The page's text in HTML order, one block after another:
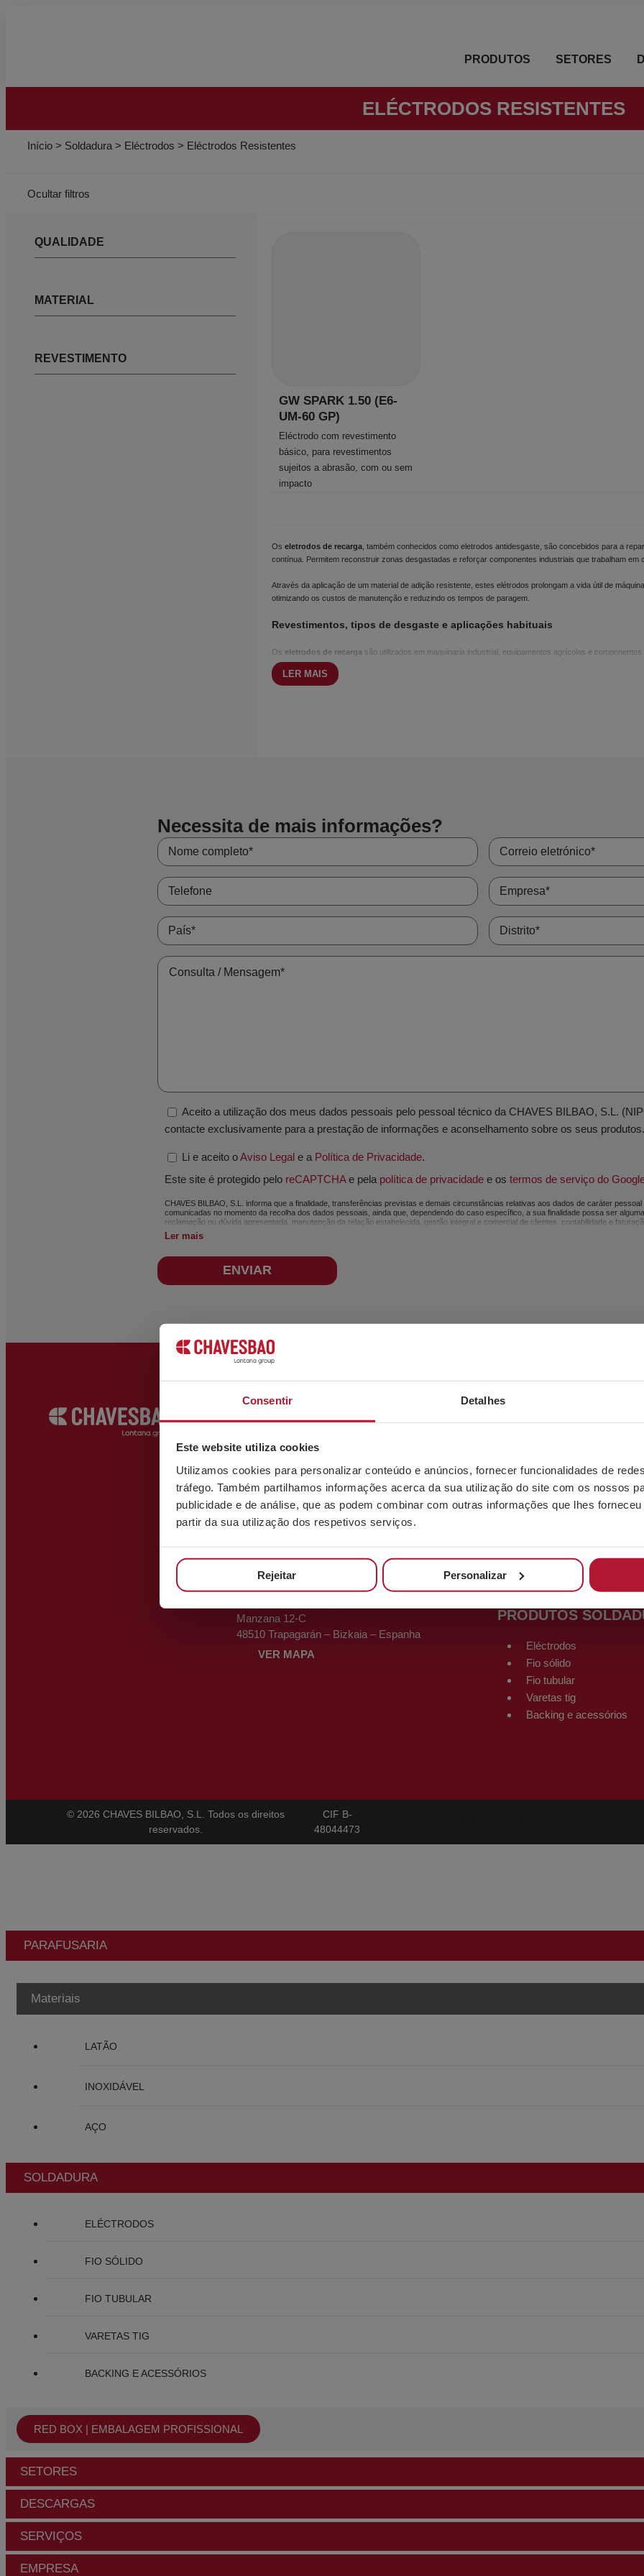
Consentir Detalhes
Este website utiliza cookies
Utilizamos cookies para personalizar conteúdo e anúncios, fornecer funcionalidades de
tráfego. Também partilhamos informações acerca da sua utilização do site com os nossos
publicidade e de análise, que as podem combinar com outras informações que lhes
partir da sua utilização dos respetivos serviços.
Rejeitar Personalizar
PRODUTOS SETORES
ELÉCTRODOS RESISTENTES
Início > Soldadura > Eléctrodos > Eléctrodos Resistentes
Ocultar filtros
QUALIDADE
MATERIAL
REVESTIMENTO
GW SPARK 1.50 (E6-
UM-60 GP)
Eléctrodo com revestimento
básico, para revestimentos
sujeitos a abrasão, com ou sem
impacto
Os eletrodos de recarga , também conhecidos como eletrodos antidesgaste, são concebidos para a
contínua. Permitem reconstruir zonas desgastadas e reforçar componentes industriais que trabalham em
Através da aplicação de um material de adição resistente, estes elétrodos prolongam a vida útil de
otimizando os custos de manutenção e reduzindo os tempos de paragem.
Revestimentos, tipos de desgaste e aplicações habituais
Os eletrodos de recarga são utilizados em maquinaria industrial, equipamentos agrícolas e
corretiva e preventiva quando é necessário recuperar dimensões ou melhorar a resistência superficial do
LER MAIS
Necessita de mais informações?
Aceito a utilização dos meus dados pessoais pelo pessoal técnico da CHAVES BILBAO, S.L.
contacte exclusivamente para a prestação de informações e aconselhamento sobre os seus produtos.
Li e aceito oAviso Legal e a Política de Privacidade.
Este site é protegido pelo reCAPTCHAe pela política de privacidade e os termos de serviço do
CHAVES BILBAO, S.L. informa que a finalidade, transferências previstas e demais circunstâncias relativas aos dados de caráter
comunicadas no momento da recolha dos dados pessoais, ainda que, dependendo do caso específico, a sua finalidade possa ser
reclamação ou dúvida apresentada, manutenção da relação estabelecida, gestão integral e comercial de clientes, contabilidade e
meio eletrónico, de notícias e atividades relacionadas com CHAVES BILBAO, S.L. Os dados incluídos nos nossos ficheiros são
máxima confidencialidade e cumprindo todos os requisitos exigidos pelo Regulamento Geral de Proteção de Dados (RGPD) de 27 de
legislação em vigor e sempre durante o tempo necessário para a prestação do serviço para o qual foram comunicados. Recomenda-se
acordo com a legislação de proteção de dados, como os relativos à saúde, pois os mesmos não são transferidos criptografados ou
será da sua exclusiva responsabilidade. O utilizador poderá exercer a qualquer momento os seus direitos de acesso, retificação,
solicitar a portabilidade dos dados de acordo com as disposições do Regulamento Geral de Proteção de Dados (RGPD), de 27 de abril
Ler mais
ENVIAR
ESCRITÓRIOS
48195 Larrabetzu – Bizkaia – Espanha
info@chavesbao.com
(+34) 944 123 456
ARMAZÉM
Manzana 12-C
48510 Trapagarán – Bizkaia – Espanha
VER MAPA
Porcas
Anilhas
Varão roscado
PRODUTOS
Eléctrodos
Fio sólido
Fio tubular
Varetas tig
Backing e acessórios
© 2026 CHAVES BILBAO, S.L. Todos os direitos
reservados.
CIF B-
48044473
PARAFUSARIA
Materiais
LATÃO
INOXIDÁVEL
AÇO
SOLDADURA
ELÉCTRODOS
FIO SÓLIDO
FIO TUBULAR
VARETAS TIG
BACKING E ACESSÓRIOS
RED BOX | EMBALAGEM PROFISSIONAL
SETORES
DESCARGAS
SERVIÇOS
EMPRESA